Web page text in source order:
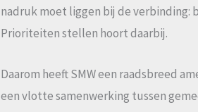
nadruk moet liggen bij de verbinding:
Prioriteiten stellen hoort daarbij.
Daarom heeft SMW een raadsbreed
een vlotte samenwerking tussen